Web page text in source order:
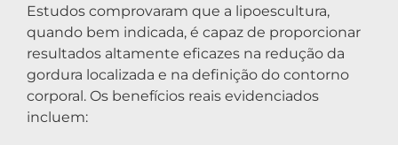
Estudos comprovaram que a lipoescultura,
quando bem indicada, é capaz de proporcionar
resultados altamente eficazes na redução da
gordura localizada e na definição do contorno
corporal. Os benefícios reais evidenciados
incluem: